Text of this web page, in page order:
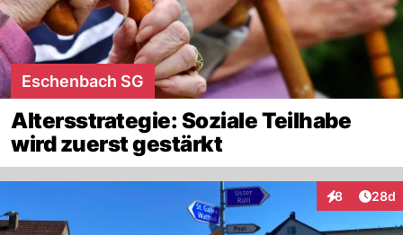
Eschenbach SG
Altersstrategie: Soziale Teilhabe
wird zuerst gestärkt
8
Interaktionen
28d